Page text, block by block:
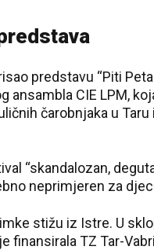
predstavu “Piti
ansambla CIE LPM,
čarobnjaka u Taru
“skandalozan,
neprimjeren za
stižu iz Istre. U
finansirala TZ Tar-